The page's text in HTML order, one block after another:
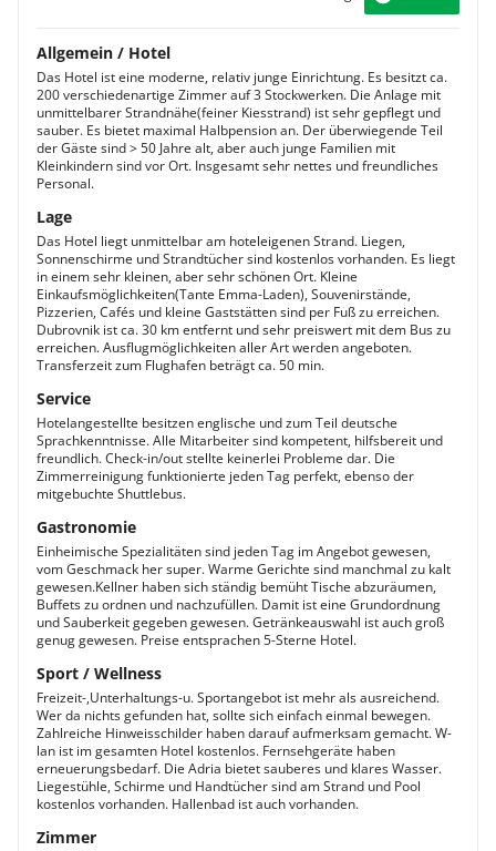
Allgemein / Hotel
Das Hotel ist eine moderne, relativ junge Einrichtung. Es besitzt ca.
200 verschiedenartige Zimmer auf 3 Stockwerken. Die Anlage mit
unmittelbarer Strandnähe(feiner Kiesstrand) ist sehr gepflegt und
sauber. Es bietet maximal Halbpension an. Der überwiegende Teil
der Gäste sind > 50 Jahre alt, aber auch junge Familien mit
Kleinkindern sind vor Ort. Insgesamt sehr nettes und freundliches
Personal.
Lage
Das Hotel liegt unmittelbar am hoteleigenen Strand. Liegen,
Sonnenschirme und Strandtücher sind kostenlos vorhanden. Es liegt
in einem sehr kleinen, aber sehr schönen Ort. Kleine
Einkaufsmöglichkeiten(Tante Emma-Laden), Souvenirstände,
Pizzerien, Cafés und kleine Gaststätten sind per Fuß zu erreichen.
Dubrovnik ist ca. 30 km entfernt und sehr preiswert mit dem Bus zu
erreichen. Ausflugmöglichkeiten aller Art werden angeboten.
Transferzeit zum Flughafen beträgt ca. 50 min.
Service
Hotelangestellte besitzen englische und zum Teil deutsche
Sprachkenntnisse. Alle Mitarbeiter sind kompetent, hilfsbereit und
freundlich. Check-in/out stellte keinerlei Probleme dar. Die
Zimmerreinigung funktionierte jeden Tag perfekt, ebenso der
mitgebuchte Shuttlebus.
Gastronomie
Einheimische Spezialitäten sind jeden Tag im Angebot gewesen,
vom Geschmack her super. Warme Gerichte sind manchmal zu kalt
gewesen.Kellner haben sich ständig bemüht Tische abzuräumen,
Buffets zu ordnen und nachzufüllen. Damit ist eine Grundordnung
und Sauberkeit gegeben gewesen. Getränkeauswahl ist auch groß
genug gewesen. Preise entsprachen 5-Sterne Hotel.
Sport / Wellness
Freizeit-,Unterhaltungs-u. Sportangebot ist mehr als ausreichend.
Wer da nichts gefunden hat, sollte sich einfach einmal bewegen.
Zahlreiche Hinweisschilder haben darauf aufmerksam gemacht. W-
lan ist im gesamten Hotel kostenlos. Fernsehgeräte haben
erneuerungsbedarf. Die Adria bietet sauberes und klares Wasser.
Liegestühle, Schirme und Handtücher sind am Strand und Pool
kostenlos vorhanden. Hallenbad ist auch vorhanden.
Zimmer